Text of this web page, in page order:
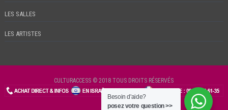
LES SALLES
LES ARTISTES
CULTURACCESS © 2018 TOUS DROITS RÉSERVÉS
CHECKIN
Besoin d'aide?
posez votre question >>